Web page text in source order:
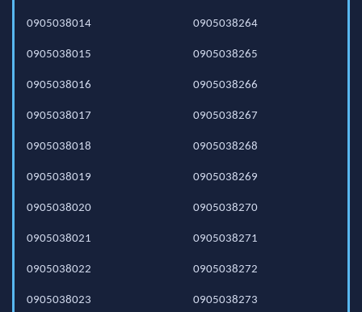
0905038014
0905038015
0905038016
0905038017
0905038018
0905038019
0905038020
0905038021
0905038022
0905038023
0905038264
0905038265
0905038266
0905038267
0905038268
0905038269
0905038270
0905038271
0905038272
0905038273